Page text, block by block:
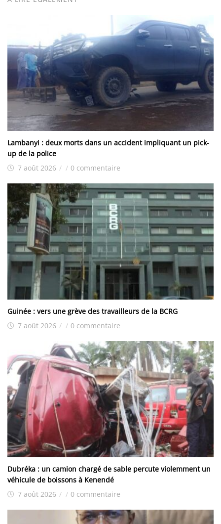
Lambanyi : deux morts dans un accident impliquant un pick-
up de la police
7 août 2026 / / 0 commentaire
Guinée : vers une grève des travailleurs de la BCRG
7 août 2026 / / 0 commentaire
Dubréka : un camion chargé de sable percute violemment un
véhicule de boissons à Kenendé
7 août 2026 / / 0 commentaire